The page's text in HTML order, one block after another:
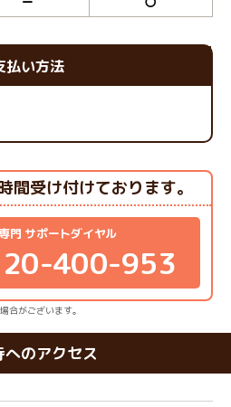
払い方法
門 サポートダイヤル
400-953
間受け付けております。
合がございます。
へのアクセス